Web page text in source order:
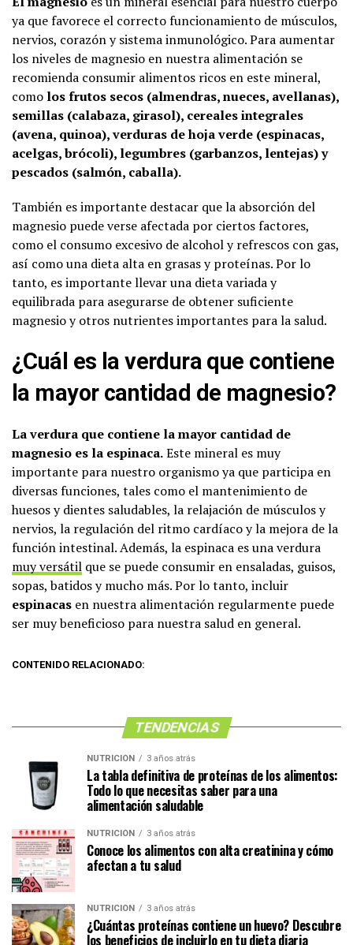
ya que favorece el correcto funcionamiento de músculos,
nervios, corazón y sistema inmunológico. Para aumentar
los niveles de magnesio en nuestra alimentación se
recomienda consumir alimentos ricos en este mineral,
como los frutos secos (almendras, nueces, avellanas),
semillas (calabaza, girasol), cereales integrales
(avena, quinoa), verduras de hoja verde (espinacas,
acelgas, brócoli), legumbres (garbanzos, lentejas) y
pescados (salmón, caballa).
También es importante destacar que la absorción del
magnesio puede verse afectada por ciertos factores,
como el consumo excesivo de alcohol y refrescos con gas,
así como una dieta alta en grasas y proteínas. Por lo
tanto, es importante llevar una dieta variada y
equilibrada para asegurarse de obtener suficiente
magnesio y otros nutrientes importantes para la salud.
¿Cuál es la verdura que contiene
la mayor cantidad de magnesio?
La verdura que contiene la mayor cantidad de
magnesio es la espinaca.Este mineral es muy
importante para nuestro organismo ya que participa en
diversas funciones, tales como el mantenimiento de
huesos y dientes saludables, la relajación de músculos y
nervios, la regulación del ritmo cardíaco y la mejora de la
función intestinal. Además, la espinaca es una verdura
muy versátil que se puede consumir en ensaladas, guisos,
sopas, batidos y mucho más. Por lo tanto, incluir
espinacas en nuestra alimentación regularmente puede
ser muy beneficioso para nuestra salud en general.
CONTENIDO RELACIONADO:
TENDENCIAS
NUTRICIÓN 3 años atrás
La tabla definitiva de proteínas de los alimentos:
Todo lo que necesitas saber para una
alimentación saludable
NUTRICIÓN 3 años atrás
Conoce los alimentos con alta creatinina y cómo
afectan a tu salud
NUTRICIÓN 3 años atrás
¿Cuántas proteínas contiene un huevo? Descubre
los beneficios de incluirlo en tu dieta diaria